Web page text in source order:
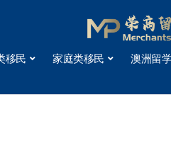
移民 家庭类移民 澳洲留